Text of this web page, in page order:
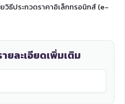
ธีประกวดราคาอิเล็กทรอนิกส์ (e-
ยละเอียดเพิ่มเติม